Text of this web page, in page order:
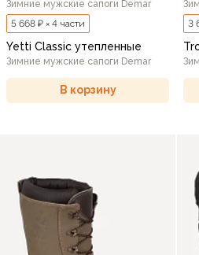
Зимние мужские сапоги Demar
5 668 ₽ × 4 части
Yetti Classic утепленные
Зимние мужские сапоги Demar
В корзину
3